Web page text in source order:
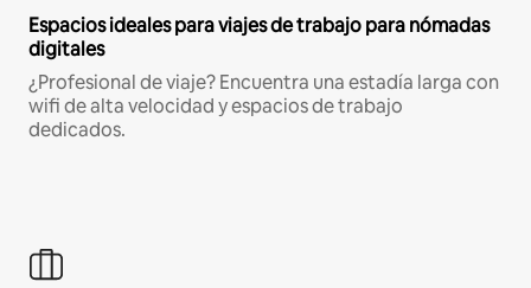
Espacios ideales para viajes de trabajo para nómadas
digitales
¿Profesional de viaje? Encuentra una estadía larga con
wifi de alta velocidad y espacios de trabajo
dedicados.